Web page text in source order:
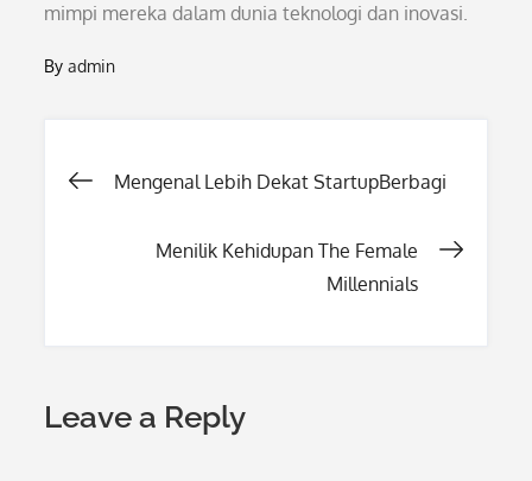
mimpi mereka dalam dunia teknologi dan inovasi.
Byadmin
Post
navigation
Mengenal Lebih Dekat StartupBerbagi
Menilik Kehidupan The Female
Millennials
Leave a Reply